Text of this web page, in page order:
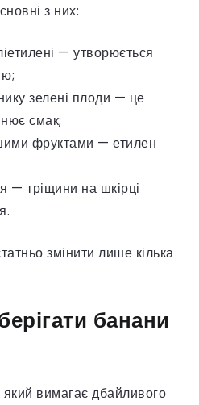
з них:
— утворюється
зелені плоди — це
смак;
фруктами — етилен
— тріщини на шкірці
змінити лише кілька
банани
вимагає дбайливого